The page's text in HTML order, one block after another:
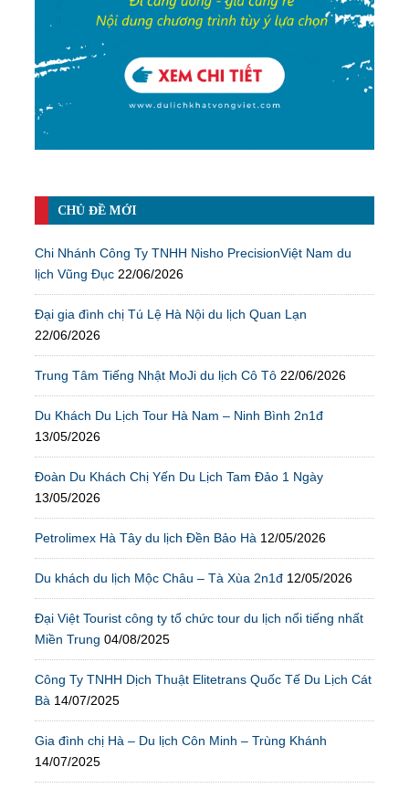
CHỦ ĐỀ MỚI
Chi Nhánh Công Ty TNHH Nisho PrecisionViệt Nam du
lịch Vũng Đục 22/06/2026
Đại gia đình chị Tú Lệ Hà Nội du lịch Quan Lạn
22/06/2026
Trung Tâm Tiếng Nhật MoJi du lịch Cô Tô 22/06/2026
Du Khách Du Lịch Tour Hà Nam – Ninh Bình 2n1đ
13/05/2026
Đoàn Du Khách Chị Yến Du Lịch Tam Đảo 1 Ngày
13/05/2026
Petrolimex Hà Tây du lịch Đền Bảo Hà 12/05/2026
Du khách du lịch Mộc Châu – Tà Xùa 2n1đ 12/05/2026
Đại Việt Tourist công ty tổ chức tour du lịch nổi tiếng nhất
Miền Trung 04/08/2025
Công Ty TNHH Dịch Thuật Elitetrans Quốc Tế Du Lịch Cát
Bà 14/07/2025
Gia đình chị Hà – Du lịch Côn Minh – Trùng Khánh
14/07/2025